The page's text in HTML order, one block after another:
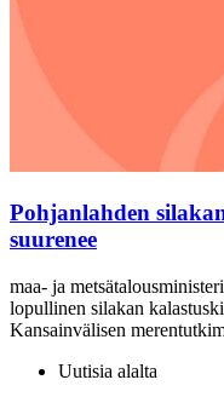
Pohjanlahden
suurenee
maa- ja
lopullinen silakan
Kansainvälisen
Uutisia alalta